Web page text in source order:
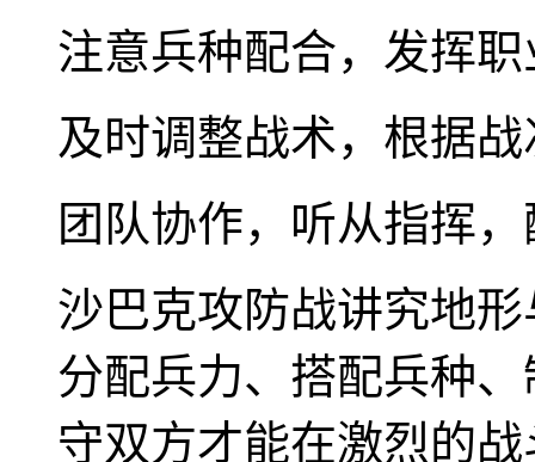
注意兵种配合，发挥
及时调整战术，根据
团队协作，听从指挥
沙巴克攻防战讲究地
分配兵力、搭配兵种
守双方才能在激烈的